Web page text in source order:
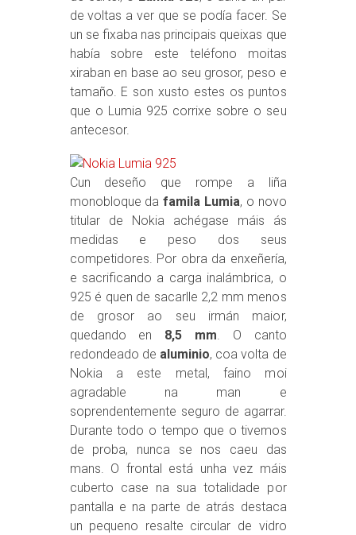
de voltas a ver que se podía facer. Se
un se fixaba nas principais queixas que
había sobre este teléfono moitas
xiraban en base ao seu grosor, peso e
tamaño. E son xusto estes os puntos
que o Lumia 925 corrixe sobre o seu
antecesor.
Cun deseño que rompe a liña
monobloque dafamila Lumia, o novo
titular de Nokia achégase máis ás
medidas e peso dos seus
competidores. Por obra da enxeñería,
e sacrificando a carga inalámbrica, o
925 é quen de sacarlle 2,2 mm menos
de grosor ao seu irmán maior,
quedando en 8,5 mm. O canto
redondeado de aluminio, coa volta de
Nokia a este metal, faino moi
agradable na man e
soprendentemente seguro de agarrar.
Durante todo o tempo que o tivemos
de proba, nunca se nos caeu das
mans. O frontal está unha vez máis
cuberto case na sua totalidade por
pantalla e na parte de atrás destaca
un pequeno resalte circular de vidro